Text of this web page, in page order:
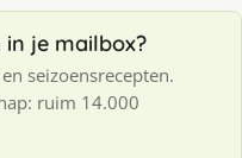
in je mailbox?
seizoensrecepten.
ruim 14.000